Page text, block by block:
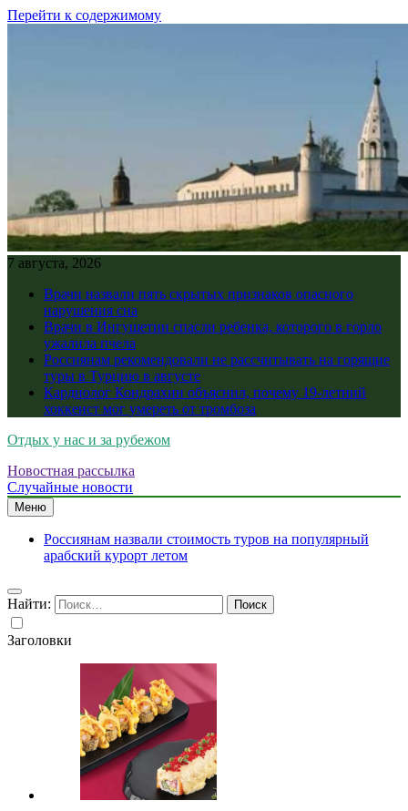
Перейти к содержимому
7 августа, 2026
Врачи назвали пять скрытых признаков опасного
нарушения сна
Врачи в Ингушетии спасли ребенка, которого в горло
ужалила пчела
Россиянам рекомендовали не рассчитывать на горящие
туры в Турцию в августе
Кардиолог Кондрахин объяснил, почему 19-летний
хоккеист мог умереть от тромбоза
Отдых у нас и за рубежом
Новостная рассылка
Случайные новости
Меню
Россиянам назвали стоимость туров на популярный
арабский курорт летом
Найти:
Заголовки